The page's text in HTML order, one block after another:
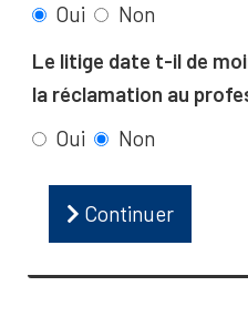
Oui
Non
Le litige date t-il de
la réclamation au
Oui
Non
Continuer